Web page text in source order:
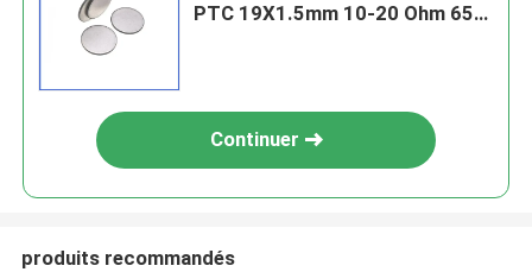
PTC 19X1.5mm 10-20 Ohm 65
Continuer
produits recommandés